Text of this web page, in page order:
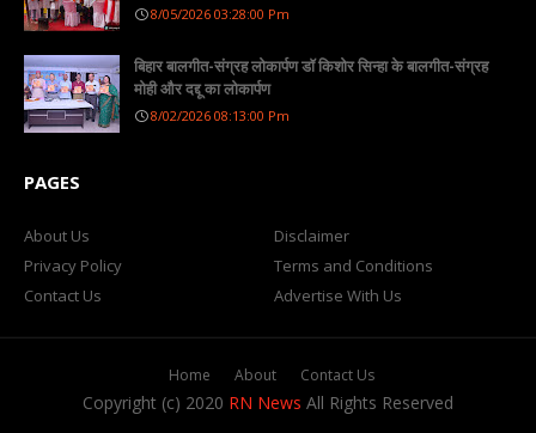
8/05/2026 03:28:00 Pm
बिहार बालगीत-संग्रह लोकार्पण डॉ किशोर सिन्हा के बालगीत-संग्रह
मोही और दद्दू का लोकार्पण
8/02/2026 08:13:00 Pm
PAGES
About Us
Disclaimer
Privacy Policy
Terms and Conditions
Contact Us
Advertise With Us
Home About Contact Us
Copyright (c) 2020 RN News All Rights Reserved